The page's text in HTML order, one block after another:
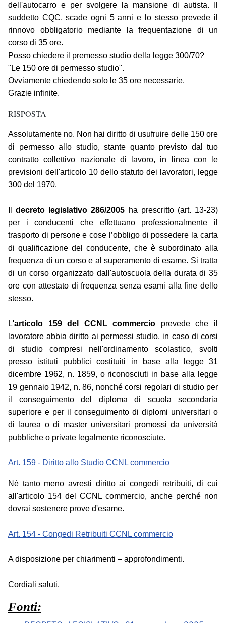
dell'autocarro e per svolgere la mansione di autista. Il
suddetto CQC, scade ogni 5 anni e lo stesso prevede il
rinnovo obbligatorio mediante la frequentazione di un
corso di 35 ore.
Posso chiedere il premesso studio della legge 300/70?
"Le 150 ore di permesso studio".
Ovviamente chiedendo solo le 35 ore necessarie.
Grazie infinite.
RISPOSTA
Assolutamente no. Non hai diritto di usufruire delle 150 ore
di permesso allo studio, stante quanto previsto dal tuo
contratto collettivo nazionale di lavoro, in linea con le
previsioni dell'articolo 10 dello statuto dei lavoratori, legge
300 del 1970.
Ildecreto legislativo 286/2005 ha prescritto (art. 13-23)
per i conducenti che effettuano professionalmente il
trasporto di persone e cose l’obbligo di possedere la carta
di qualificazione del conducente, che è subordinato alla
frequenza di un corso e al superamento di esame. Si tratta
di un corso organizzato dall'autoscuola della durata di 35
ore con attestato di frequenza senza esami alla fine dello
stesso.
L'articolo 159 del CCNL commercio prevede che il
lavoratore abbia diritto ai permessi studio, in caso di corsi
di studio compresi nell'ordinamento scolastico, svolti
presso istituti pubblici costituiti in base alla legge 31
dicembre 1962, n. 1859, o riconosciuti in base alla legge
19 gennaio 1942, n. 86, nonché corsi regolari di studio per
il conseguimento del diploma di scuola secondaria
superiore e per il conseguimento di diplomi universitari o
di laurea o di master universitari promossi da università
pubbliche o private legalmente riconosciute.
Art. 159 - Diritto allo Studio CCNL commercio
Né tanto meno avresti diritto ai congedi retribuiti, di cui
all'articolo 154 del CCNL commercio, anche perché non
dovrai sostenere prove d'esame.
Art. 154 - Congedi Retribuiti CCNL commercio
A disposizione per chiarimenti – approfondimenti.
Cordiali saluti.
Fonti: